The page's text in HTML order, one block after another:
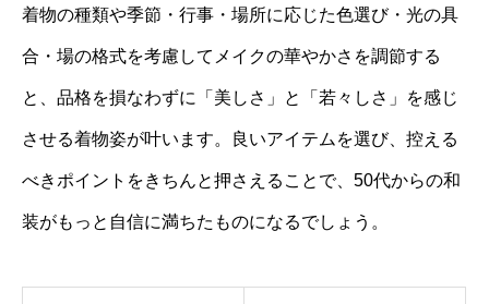
着物の種類や季節・行事・場所に応じた色選び・光の具
合・場の格式を考慮してメイクの華やかさを調節する
と、品格を損なわずに「美しさ」と「若々しさ」を感じ
させる着物姿が叶います。良いアイテムを選び、控える
べきポイントをきちんと押さえることで、50代からの和
装がもっと自信に満ちたものになるでしょう。